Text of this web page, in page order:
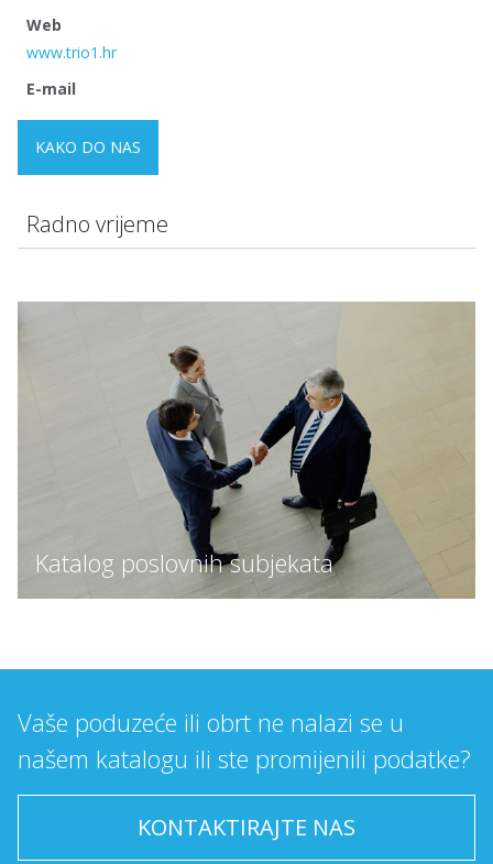
Web
www.trio1.hr
E-mail
KAKO DO NAS
Radno vrijeme
Katalog poslovnih subjekata
Vaše poduzeće ili obrt ne nalazi se u
našem katalogu ili ste promijenili podatke?
KONTAKTIRAJTE NAS